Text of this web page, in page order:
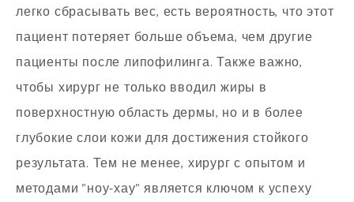
легко сбрасывать вес, есть вероятность, что этот
пациент потеряет больше объема, чем другие
пациенты после липофилинга. Также важно,
чтобы хирург не только вводил жиры в
поверхностную область дермы, но и в более
глубокие слои кожи для достижения стойкого
результата. Тем не менее, хирург с опытом и
методами "ноу-хау" является ключом к успеху